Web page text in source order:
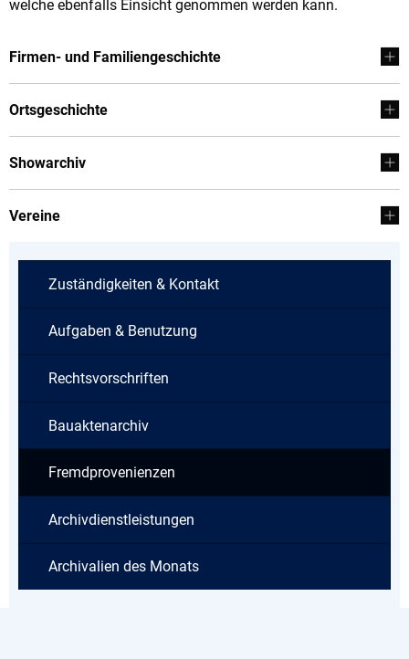
welche ebenfalls Einsicht genommen werden kann.
Firmen- und Familiengeschichte
Ortsgeschichte
Showarchiv
Vereine
Zuständigkeiten & Kontakt
Aufgaben & Benutzung
Rechtsvorschriften
Bauaktenarchiv
Fremdprovenienzen
Archivdienstleistungen
Archivalien des Monats